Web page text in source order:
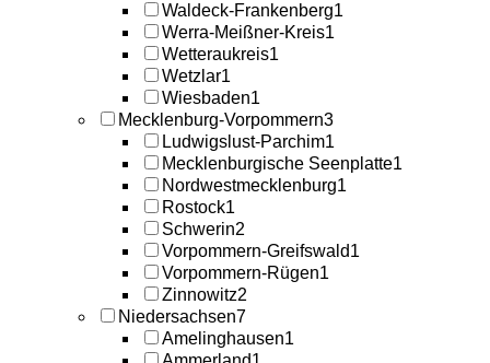
Waldeck-Frankenberg1
Werra-Meißner-Kreis1
Wetteraukreis1
Wetzlar1
Wiesbaden1
Mecklenburg-Vorpommern3
Ludwigslust-Parchim1
Mecklenburgische Seenplatte1
Nordwestmecklenburg1
Rostock1
Schwerin2
Vorpommern-Greifswald1
Vorpommern-Rügen1
Zinnowitz2
Niedersachsen7
Amelinghausen1